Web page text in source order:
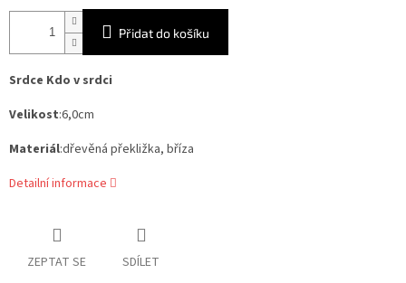
Přidat do košíku
Srdce Kdo v srdci
Velikost:6,0cm
Materiál:dřevěná překližka, bříza
Detailní informace
ZEPTAT SE SDÍLET